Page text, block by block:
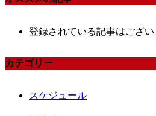
登録されている記事はござい
カテゴリー
スケジュール